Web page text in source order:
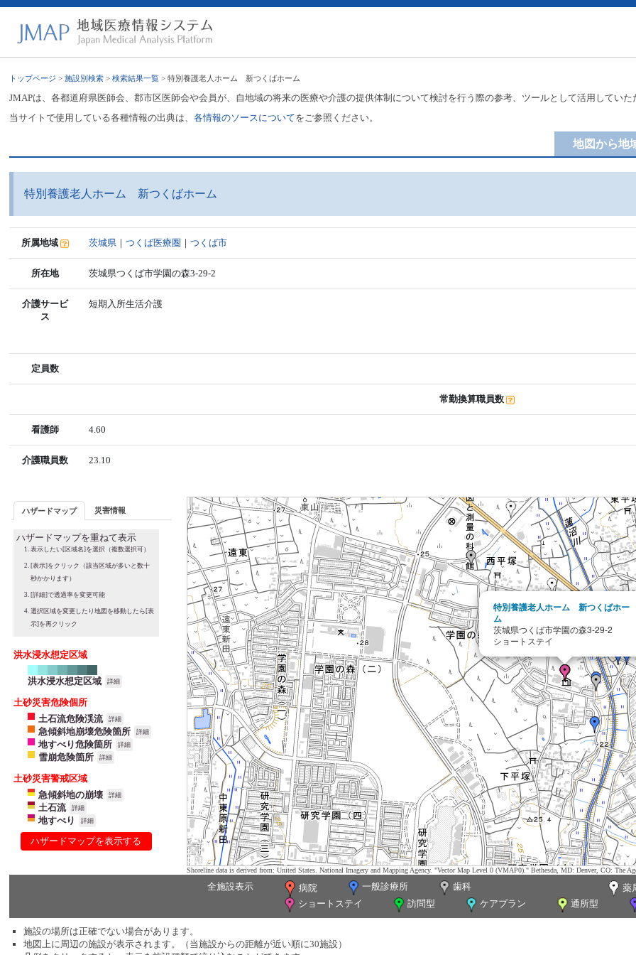
トップページ >施設別検索 >検索結果一覧 > 特別養護老人ホーム 新つくばホーム
JMAPは、各都道府県医師会、郡市区医師会や会員が、自地域の将来の医療や介護の提供体制について検討を行う際の参考、ツールとして活用してい
当サイトで使用している各種情報の出典は、各情報のソースについてをご参照ください。
地図から地
特別養護老人ホーム 新つくばホーム
所属地域 茨城県 ｜つくば医療圏 ｜つくば市
所在地 茨城県つくば市学園の森3-29-2
介護サービ
ス
短期入所生活介護
定員数
常勤換算職員数
看護師 4.60
介護職員数 23.10
ハザードマップ 災害情報
ハザードマップを重ねて表示
表示したい[区域名]を選択（複数選択可）
[表示]をクリック（該当区域が多いと数十
秒かかります）
[詳細]で透過率を変更可能
選択区域を変更したり地図を移動したら[表
示]を再クリック
洪水浸水想定区域
洪水浸水想定区域 詳細
土砂災害危険個所
土石流危険渓流
詳細
急傾斜地崩壊危険箇所 詳細
地すべり危険箇所 詳細
雪崩危険箇所 詳細
土砂災害警戒区域
急傾斜地の崩壊
詳細
土石流 詳細
地すべり 詳細
ハザードマップを表示する
特別養護老人ホーム 新つくばホー
ム
茨城県つくば市学園の森3-29-2
ショートステイ
Shoreline data is derived from: United States. National Imagery and Mapping Agency. "Vector Map Level 0 (VMAP0)." Bethesda, MD: Denver, CO: The
全施設表示 病院 一般診療所 歯科
薬
ショートステイ
訪問型 ケアプラン 通所型
施設の場所は正確でない場合があります。
地図上に周辺の施設が表示されます。（当施設からの距離が近い順に30施設）